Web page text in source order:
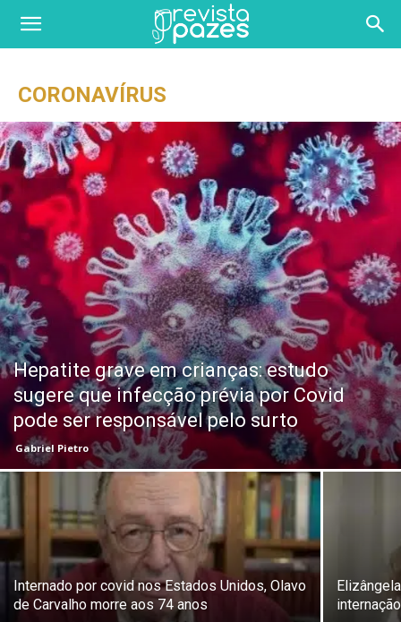
CORONAVÍRUS
Hepatite grave em crianças: estudo
sugere que infecção prévia por Covid
pode ser responsável pelo surto
Gabriel Pietro
Internado por covid nos Estados Unidos, Olavo
de Carvalho morre aos 74 anos